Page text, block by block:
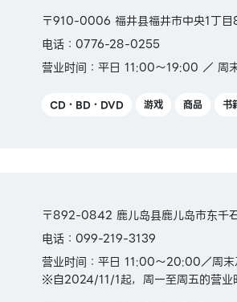
〒910-0006 福井县福井市中央1丁
电话：0776-28-0255
营业时间：平日 11:00～19:00 ／ 周
CD・BD・DVD 游戏 商品 书
〒892-0842 鹿儿岛县鹿儿岛市东千
电话：099-219-3139
营业时间：平日 11:00～20:00／周
※自2024/11/1起，周一至周五的营